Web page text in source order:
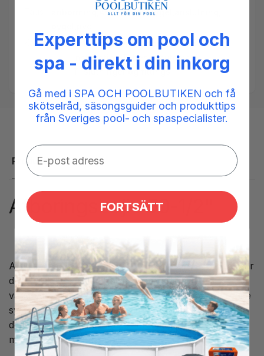
anborrning, Anborrningsbygel
Kategorier: Anboringsbøjle, Automatik til pool,
Installation,Tilbehør automatik,
Tilslutninger og fittings
Produktbeskrivelse
Afboringsbøjle 50-1/2"
Afboringsbøjle 50-1/2" er en smart måde at bruge, når
du vil tilslutte f.eks. et doseringsudstyr eller
vandpåfyldning til din pool. Når du har et eksisterende
system til din poolcirkulation og vil tilslutte f.eks. en
dosering til systemet, så gør du det hurtigt og nemt
med denne afboringsbøjle.
Experttips om pool och
spa - direkt i din inkorg
Gå med i SPA OCH POOLBUTIKEN och få
skötselråd, säsongsguider och produkttips
från Sveriges pool- och spaspecialister.
FORTSÄTT